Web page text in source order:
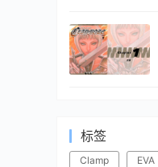
标签
Clamp EVA